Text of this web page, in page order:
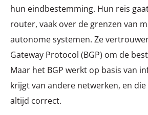
hun eindbestemming. Hun reis
router, vaak over de grenzen van
autonome systemen. Ze
Gateway Protocol (BGP) om de
Maar het BGP werkt op basis van
krijgt van andere netwerken, en
altijd correct.